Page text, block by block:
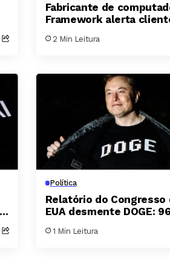
Fabricante de
Framework alerta
fornecedor de banco de
2 Min Leitura
Política
Relatório do Congresso
EUA desmente DOGE:
verbas são inverificáveis
1 Min Leitura